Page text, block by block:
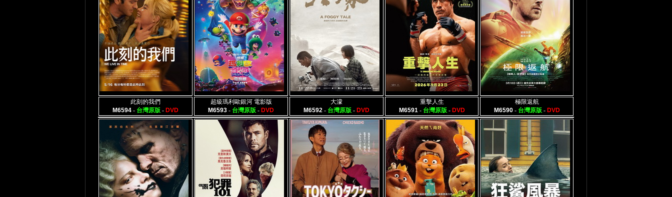
此刻的我們
M6594 - 台灣原版 - DVD
超級瑪利歐銀河 電影版
M6593 - 台灣原版 - DVD
大濛
M6592 - 台灣原版 - DVD
重擊人生
M6591- 台灣原版- DVD
極限返航
M6590- 台灣原版- DVD